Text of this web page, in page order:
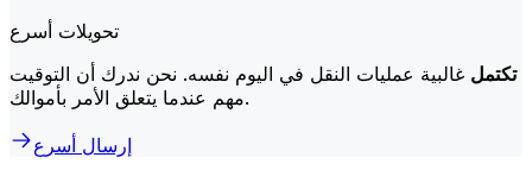
تحويلات أسرع
تكتمل غالبية عمليات النقل في اليوم نفسه. نحن ندرك أن التوقيت
مهم عندما يتعلق الأمر بأموالك.
إرسال أسرع